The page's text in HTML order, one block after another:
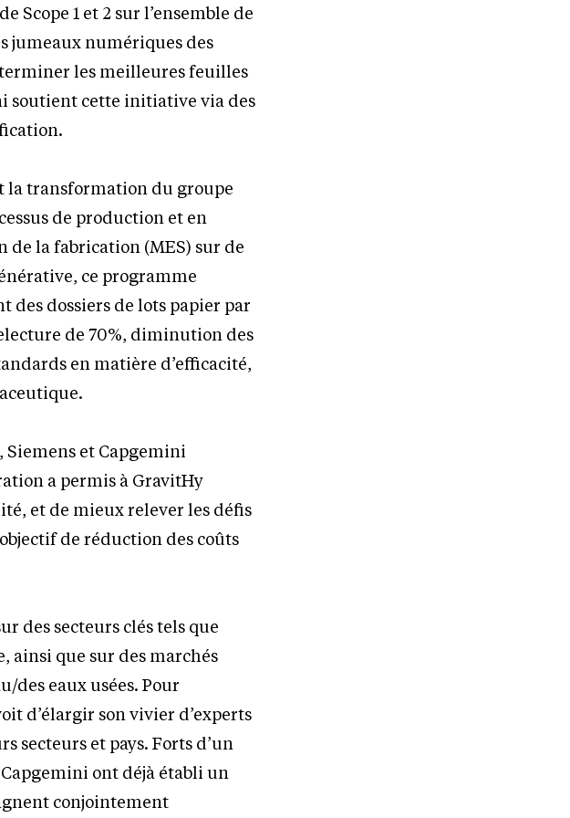
Scope 1 et 2 sur l’ensemble de
jumeaux numériques des
les meilleures feuilles
soutient cette initiative via des
la transformation du groupe
de production et en
de la fabrication (MES) sur de
ce programme
dossiers de lots papier par
de 70%, diminution des
en matière d’efficacité,
et Capgemini
a permis à GravitHy
et de mieux relever les défis
de réduction des coûts
des secteurs clés tels que
ainsi que sur des marchés
des eaux usées. Pour
d’élargir son vivier d’experts
secteurs et pays. Forts d’un
ont déjà établi un
conjointement